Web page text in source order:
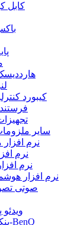
کابل
کیبورد
سایر
نرم افزار
نرم
نرم
نرم افزار
صوتی
ویدئو
بنکیو-BenQ